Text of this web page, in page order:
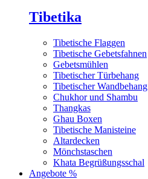
Tibetika
Tibetische Flaggen
Tibetische Gebetsfahnen
Gebetsmühlen
Tibetischer Türbehang
Tibetischer Wandbehang
Chukhor und Shambu
Thangkas
Ghau Boxen
Tibetische Manisteine
Altardecken
Mönchstaschen
Khata Begrüßungsschal
Angebote %